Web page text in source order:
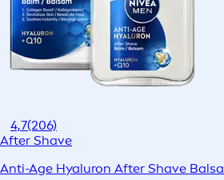
4,7(206)
After Shave
Anti-Age Hyaluron After Shave